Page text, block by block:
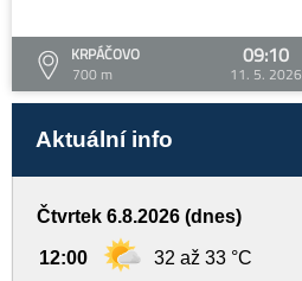
KRPÁČOVO
700 m
09:10
11. 5. 2026
Aktuální info
Čtvrtek 6.8.2026 (dnes)
12:00 32 až 33 °C